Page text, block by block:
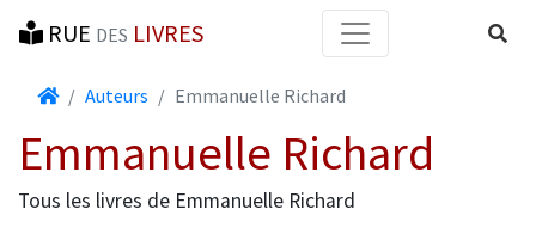
RUE DES LIVRES
AccueilAuteurs Emmanuelle Richard
Emmanuelle Richard
Tous les livres de Emmanuelle Richard